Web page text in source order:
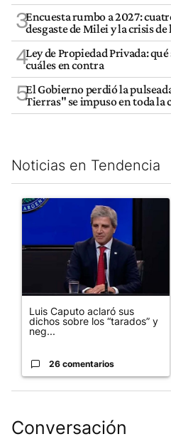
3Encuesta rumbo a 2027:
desgaste de Milei y la crisis
4Ley de Propiedad Privada:
cuáles en contra
5El Gobierno perdió la
Tierras" se impuso en toda
Noticias en Tendencia
Este listado muestra los artículos
Un artículo de tendencia con el
Luis Caputo aclaró sus
dichos sobre los “tarados” y
neg...
26 comentarios
Conversación